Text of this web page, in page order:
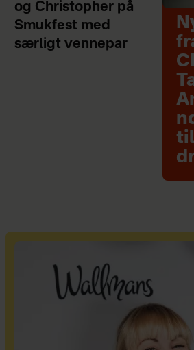
og Christopher på
Smukfest med
særligt vennepar
til